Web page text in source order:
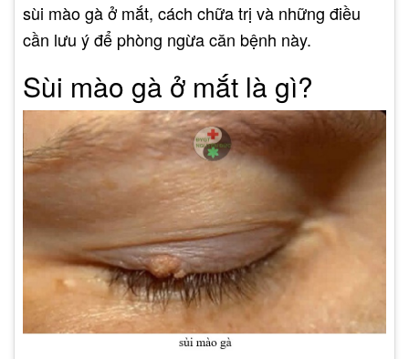
sùi mào gà ở mắt, cách chữa trị và những điều
cần lưu ý để phòng ngừa căn bệnh này.
Sùi mào gà ở mắt là gì?